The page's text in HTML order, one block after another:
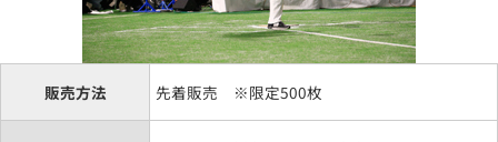
販売方法 先着販売 ※限定500枚